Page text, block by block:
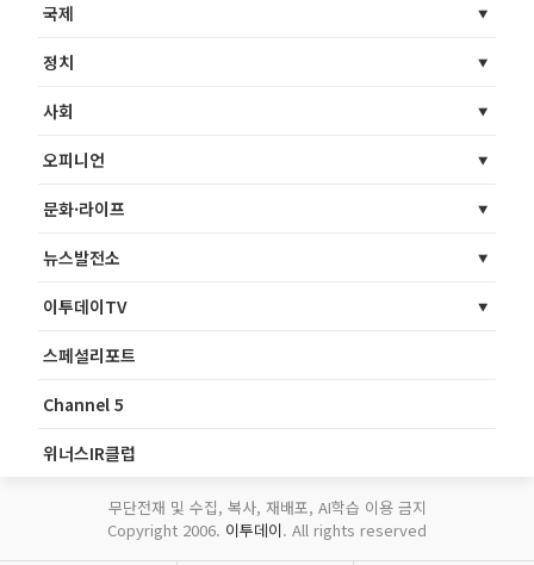
국제
정치
사회
오피니언
문화·라이프
뉴스발전소
이투데이TV
스페셜리포트
Channel 5
위너스IR클럽
무단전재 및 수집, 복사, 재배포, AI학습 이용 금지
Copyright 2006. 이투데이. All rights reserved